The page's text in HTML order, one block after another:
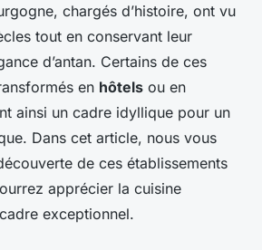
chargés d’histoire, ont vu
tout en conservant leur
d’antan. Certains de ces
en hôtels ou en
ainsi un cadre idyllique pour un
Dans cet article, nous vous
de ces établissements
apprécier la cuisine
exceptionnel.